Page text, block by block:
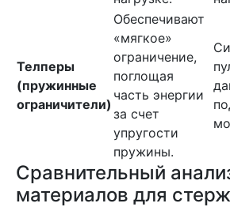
Телперы
(пружинные
ограничители)
Обеспечивают
«мягкое»
ограничение,
поглощая
часть энергии
за счет
упругости
пружины.
Сравнительный
материалов для